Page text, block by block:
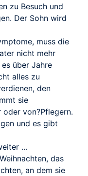
zu Besuch und
Der Sohn wird
muss die
nicht mehr
über Jahre
alles zu
den
sie
von?Pflegern.
und es gibt
...
das
an dem sie